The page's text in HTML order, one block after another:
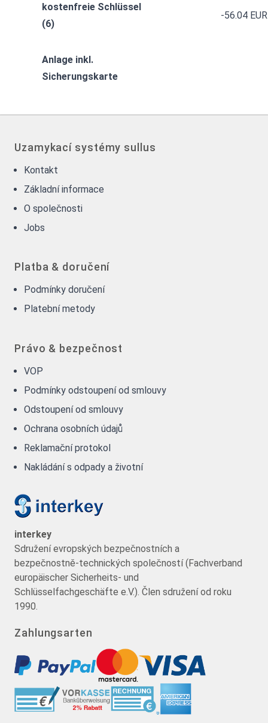
kostenfreie Schlüssel
(6)
-56.04 EUR
Anlage inkl.
Sicherungskarte
Uzamykací systémy sullus
Kontakt
Základní informace
O společnosti
Jobs
Platba & doručení
Podmínky doručení
Platební metody
Právo & bezpečnost
VOP
Podmínky odstoupení od smlouvy
Odstoupení od smlouvy
Ochrana osobních údajů
Reklamační protokol
Nakládání s odpady a životní
interkey
Sdružení evropských bezpečnostních a
bezpečnostně-technických společností (Fachverband
europäischer Sicherheits- und
Schlüsselfachgeschäfte e.V.). Člen sdružení od roku
1990.
Zahlungsarten